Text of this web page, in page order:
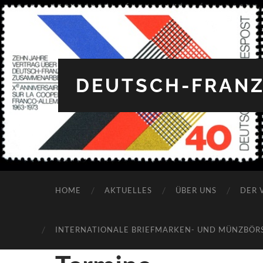
DEUTSCH-
HOME AKTUELLES ÜBER UNS DER
INTERNATIONALE BRIEFMARKEN- UND
2:00 a.m.